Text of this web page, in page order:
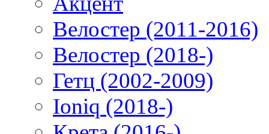
Велостер (2011-2016)
Велостер (2018-)
Гетц (2002-2009)
Ioniq (2018-)